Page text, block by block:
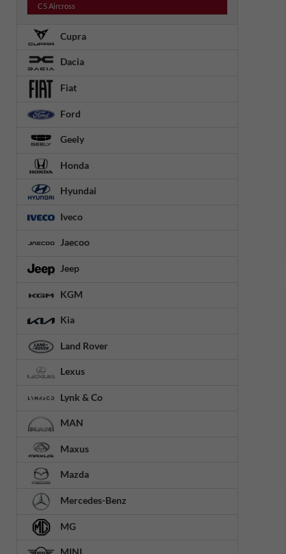
C5 Aircross
Cupra
Dacia
Fiat
Ford
Geely
Honda
Hyundai
Iveco
Jaecoo
Jeep
KGM
Kia
Land Rover
Lexus
Lynk & Co
MAN
Maxus
Mazda
Mercedes-Benz
MG